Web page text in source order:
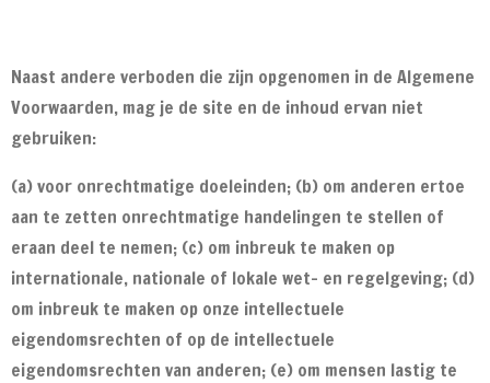
Naast andere verboden die zijn opgenomen in de Algemene
Voorwaarden, mag je de site en de inhoud ervan niet
gebruiken:
(a) voor onrechtmatige doeleinden; (b) om anderen ertoe
aan te zetten onrechtmatige handelingen te stellen of
eraan deel te nemen; (c) om inbreuk te maken op
internationale, nationale of lokale wet- en regelgeving; (d)
om inbreuk te maken op onze intellectuele
eigendomsrechten of op de intellectuele
eigendomsrechten van anderen; (e) om mensen lastig te